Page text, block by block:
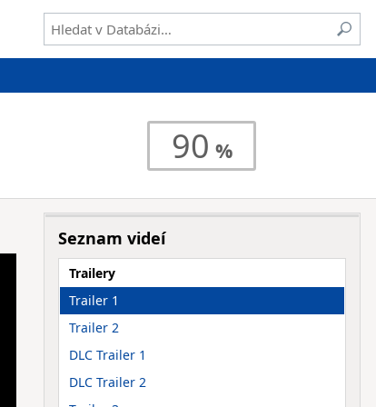
90
Seznam videí
Trailery
Trailer 1
Trailer 2
DLC Trailer 1
DLC Trailer 2